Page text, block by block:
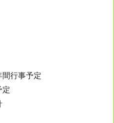
行事予定
定